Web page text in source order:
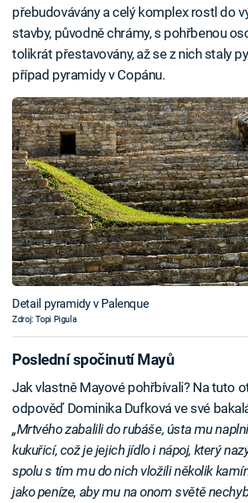
přebudovávány a celý komplex rostl do
stavby, původně chrámy, s pohřbenou
tolikrát přestavovány, až se z nich staly
případ pyramidy v Copánu.
Detail pyramidy v Palenque
Zdroj: Topi Pigula
Poslední spočinutí Mayů
Jak vlastně Mayové pohřbívali? Na tuto
odpověď Dominika Dufková ve své
„Mrtvého zabalili do rubáše, ústa mu
kukuřicí, což je jejich jídlo i nápoj, který
spolu s tím mu do nich vložili několik
jako peníze, aby mu na onom světě